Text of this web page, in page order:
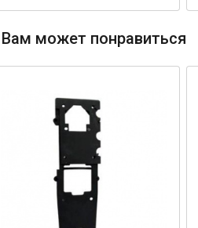
Вам может понравиться